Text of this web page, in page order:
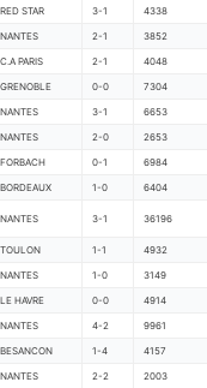
RED STAR 3-1 4338
NANTES 2-1 3852
C.A PARIS 2-1 4048
GRENOBLE 0-0 7304
NANTES 3-1 6653
NANTES 2-0 2653
FORBACH 0-1 6984
BORDEAUX 1-0 6404
NANTES 3-1 36196
TOULON 1-1 4932
NANTES 1-0 3149
LE HAVRE 0-0 4914
NANTES 4-2 9961
BESANCON 1-4 4157
NANTES 2-2 2003